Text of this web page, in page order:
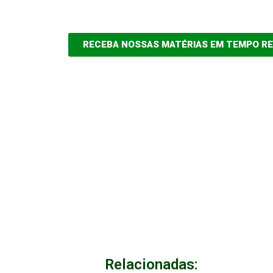
RECEBA NOSSAS MATÉRIAS EM TEMPO
Relacionadas: